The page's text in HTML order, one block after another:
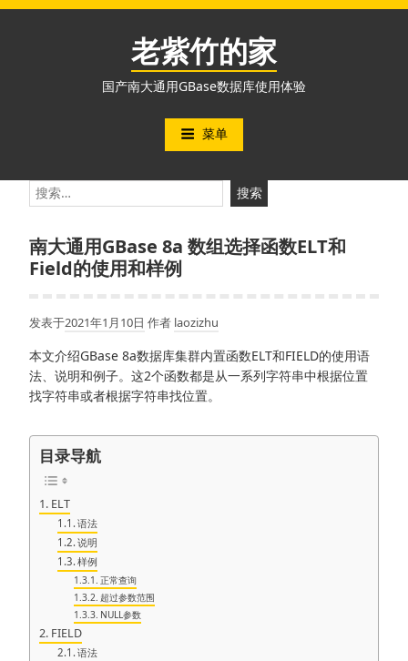
跳
老紫竹的家
国产南大通用GBase数据库使用体验
菜单
搜
索：
南大通用GBase 8a 数组选择函数ELT和
Field的使用和样例
发表于2021年1月10日 作者 laozizhu
本文介绍GBase 8a数据库集群内置函数ELT和FIELD的使用语
法、说明和例子。这2个函数都是从一系列字符串中根据位置
找字符串或者根据字符串找位置。
目录导航
ELT
语法
说明
样例
正常查询
超过参数范围
NULL参数
FIELD
语法